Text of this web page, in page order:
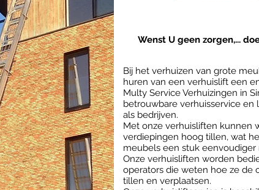
Wenst U geen zorgen,...
Bij het verhuizen van grote
huren van een verhuislift een
Multy Service Verhuizingen in
betrouwbare verhuisservice
als bedrijven.
Met onze verhuisliften kunnen
verdiepingen hoog tillen, wat
meubels een stuk eenvoudiger
Onze verhuisliften worden
operators die weten hoe ze de
tillen en verplaatsen.